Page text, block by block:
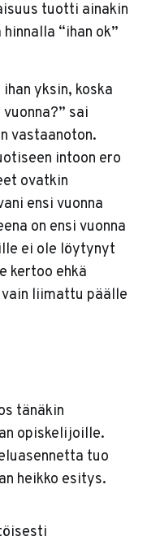
tuotti ainakin
“ihan ok”
yksin, koska
sai
vastaanoton.
intoon ero
ovatkin
ensi vuonna
on ensi vuonna
ei ole löytynyt
kertoo ehkä
liimattu päälle
tänäkin
opiskelijoille.
tuo
heikko esitys.